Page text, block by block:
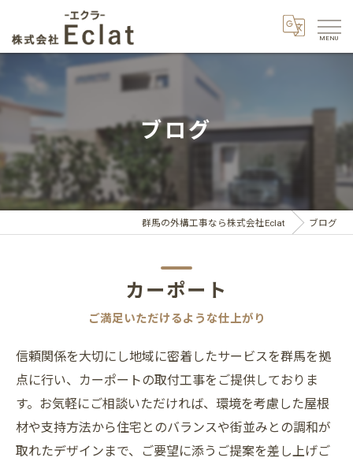
ブログ
群馬の外構工事なら株式会社Eclat ブログ
カーポート
ご満足いただけるような仕上がり
信頼関係を大切にし地域に密着したサービスを群馬を拠
点に行い、カーポートの取付工事をご提供しておりま
す。お気軽にご相談いただければ、環境を考慮した屋根
材や支持方法から住宅とのバランスや街並みとの調和が
取れたデザインまで、ご要望に添うご提案を差し上げご